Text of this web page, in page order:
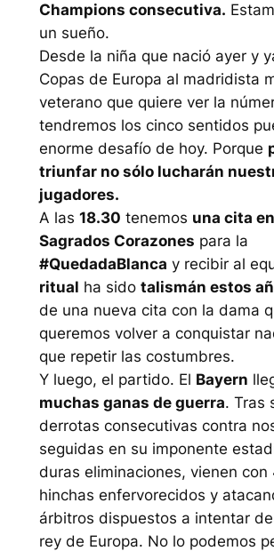
Champions consecutiva.
un sueño.
Desde la niña que nació ayer y
Copas de Europa al madridista
veterano que quiere ver la
tendremos los cinco sentidos
enorme desafío de hoy. Porque
triunfar no sólo lucharán
jugadores.
A las 18.30 tenemos una cita
Sagrados Corazones para la
#QuedadaBlanca y recibir al
ritual ha sido talismán estos
de una nueva cita con la dama
queremos volver a conquistar
que repetir las costumbres.
Y luego, el partido. El Bayern
muchas ganas de guerra. Tras
derrotas consecutivas contra
seguidas en su imponente
duras eliminaciones, vienen con
hinchas enfervorecidos y
árbitros dispuestos a intentar
rey de Europa. No lo podemos